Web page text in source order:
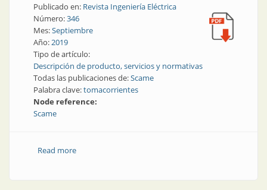
Publicado en: Revista Ingeniería Eléctrica
Número:346
Mes:Septiembre
Año:2019
Tipo de artículo:
Descripción de producto, servicios y normativas
Todas las publicaciones de:Scame
Palabra clave:tomacorrientes
Node reference:
Scame
Read moreabout Tomacorrientes | Bases con dispositivo de